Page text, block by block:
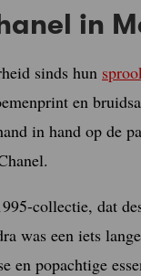
in
sinds hun
en
in hand op de
collectie, dat
was een iets
en popachtige